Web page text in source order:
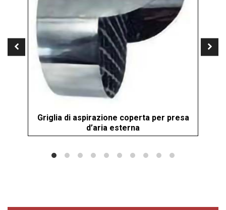
Griglia di aspirazione coperta per presa
d’aria esterna